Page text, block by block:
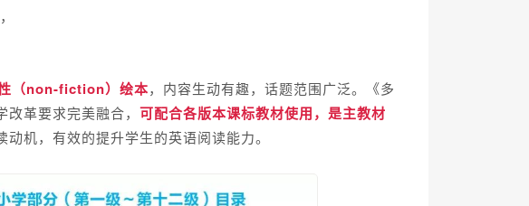
（non-fiction）绘本，内容生动有趣，话题范围广泛。《多
革要求完美融合， 可配合各版本课标教材使用，是主教材
机，有效的提升学生的英语阅读能力。